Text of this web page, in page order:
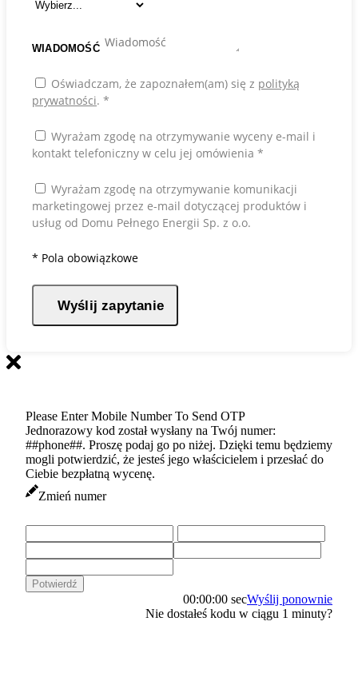
WIADOMOŚĆ
Oświadczam, że zapoznałem(am) się z polityką
prywatności. *
Wyrażam zgodę na otrzymywanie wyceny e-mail i
kontakt telefoniczny w celu jej omówienia *
Wyrażam zgodę na otrzymywanie komunikacji
marketingowej przez e-mail dotyczącej produktów i
usług od Domu Pełnego Energii Sp. z o.o.
* Pola obowiązkowe
Wyślij zapytanie
Please Enter Mobile Number To Send OTP
Jednorazowy kod został wysłany na Twój numer:
##phone##. Proszę podaj go po niżej. Dzięki temu będziemy
mogli potwierdzić, że jesteś jego właścicielem i przesłać do
Ciebie bezpłatną wycenę.
Zmień numer
Potwierdź
Wyślij ponownie
00:00:00 sec
Nie dostałeś kodu w ciągu 1 minuty?